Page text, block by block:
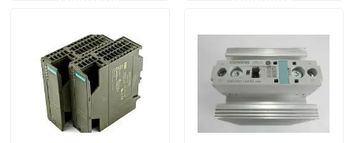
Ανταλλακτικά Omron PLC
Μέρη PLC Allen Bradley
Μέρη PLC της Siemens